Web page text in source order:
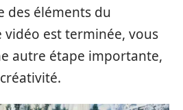
des éléments du
est terminée, vous
autre étape importante,